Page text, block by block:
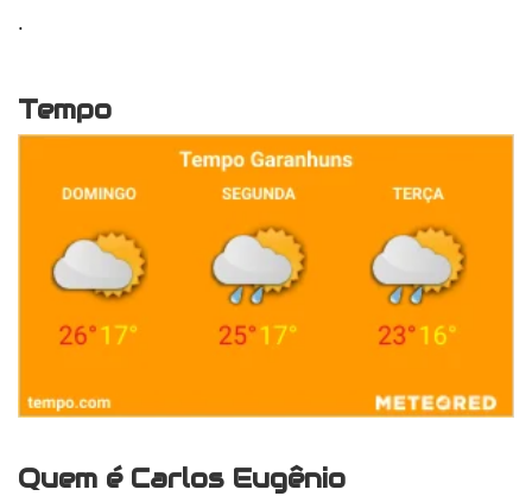
.
Tempo
Quem é Carlos Eugênio